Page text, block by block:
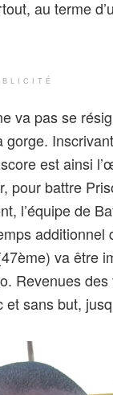
au terme
va pas se
est ainsi
pour battre
l’équipe de
va être
Revenues
sans but,